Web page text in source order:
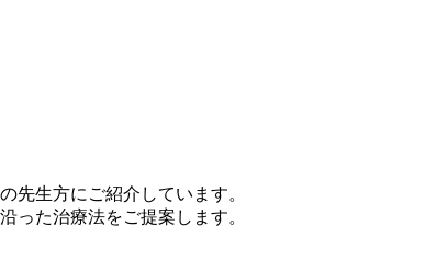
先生方にご紹介しています。
った治療法をご提案します。